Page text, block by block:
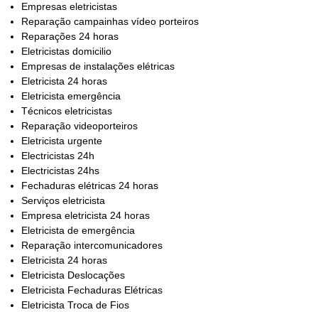
Empresas eletricistas
Reparação campainhas vídeo porteiros
Reparações 24 horas
Eletricistas domicilio
Empresas de instalações elétricas
Eletricista 24 horas
Eletricista emergência
Técnicos eletricistas
Reparação videoporteiros
Eletricista urgente
Electricistas 24h
Electricistas 24hs
Fechaduras elétricas 24 horas
Serviços eletricista
Empresa eletricista 24 horas
Eletricista de emergência
Reparação intercomunicadores
Eletricista 24 horas
Eletricista Deslocações
Eletricista Fechaduras Elétricas
Eletricista Troca de Fios